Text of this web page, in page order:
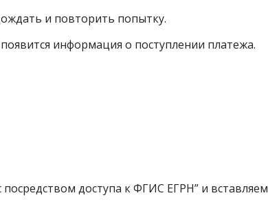
и повторить попытку.
информация о поступлении платежа.
доступа к ФГИС ЕГРН” и вставляем